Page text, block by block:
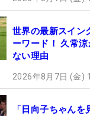
世界の最新スイン
ーワード！ 久常
ない理由
2026年8月7日 (金)
「日向子ちゃん